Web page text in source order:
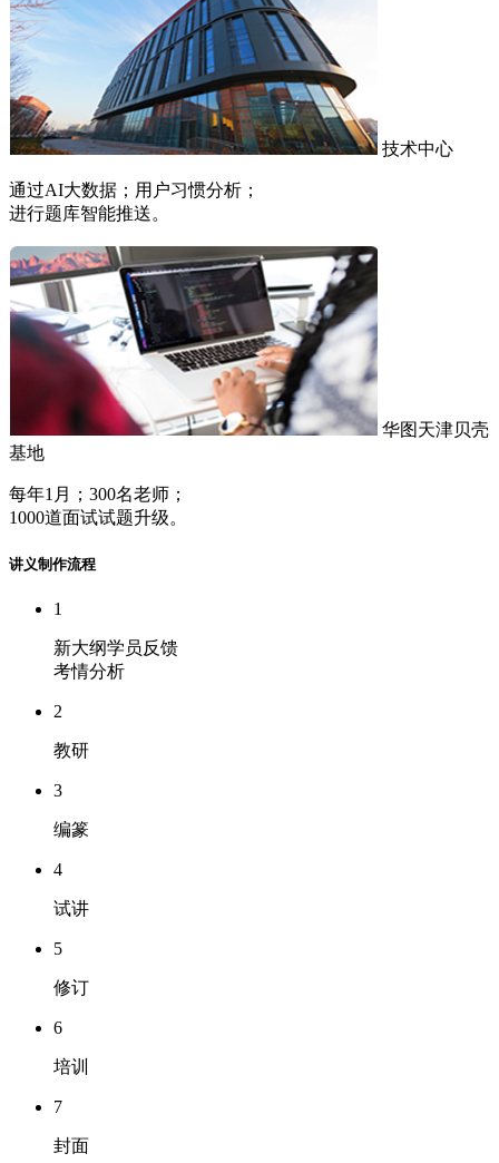
技术中心
通过AI大数据；用户习惯分析；
进行题库智能推送。
华图天津贝壳
基地
每年1月；300名老师；
1000道面试试题升级。
讲义制作流程
1
新大纲学员反馈
考情分析
2
教研
3
编篆
4
试讲
5
修订
6
培训
7
封面